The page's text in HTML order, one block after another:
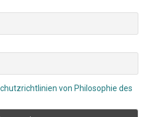
von Philosophie des